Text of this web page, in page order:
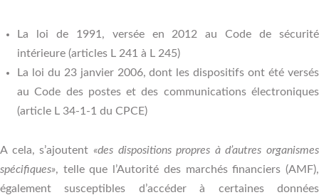
La loi de 1991, versée en 2012 au Code de sécurité
intérieure (articles L 241 à L 245)
La loi du 23 janvier 2006, dont les dispositifs ont été versés
au Code des postes et des communications électroniques
(article L 34-1-1 du CPCE)
A cela, s’ajoutent «des dispositions propres à d’autres organismes
spécifiques», telle que l’Autorité des marchés financiers (AMF),
également susceptibles d’accéder à certaines données